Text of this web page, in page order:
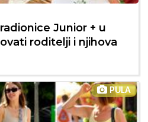
Junior + u
roditelji i njihova
PULA